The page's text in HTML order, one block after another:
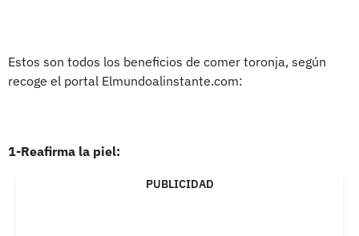
Estos son todos los beneficios de comer toronja, según
recoge el portal Elmundoalinstante.com:
1-Reafirma la piel:
PUBLICIDAD